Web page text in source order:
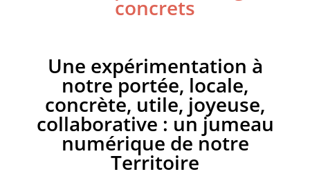
concrets
Une expérimentation à
notre portée, locale,
concrète, utile, joyeuse,
collaborative : un jumeau
numérique de notre
Territoire